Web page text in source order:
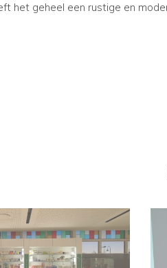
het geheel een rustige en